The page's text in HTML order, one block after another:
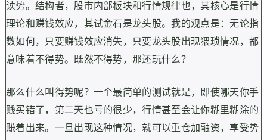
读势。结构者，股市内部板块和行情规律也，其核心是行情
理论和赚钱效应，其试金石是龙头股。我的观点是：无论指
数如何，只要赚钱效应消失，只要龙头股出现猥琐情况，都
意味着不得势。既然不得势，那还玩什么？
那么什么叫得势呢？一个最简单的测试就是，即使哪天你手
贱买错了，第二天也亏的很少，行情甚至会让你糊里糊涂的
赚着出来。一旦出现这种情况，就可以重仓加融资，享受势